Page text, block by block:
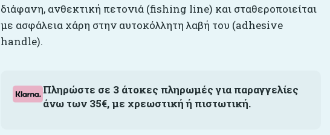
διάφανη, ανθεκτική πετονιά (fishing line) και σταθεροποιείται
με ασφάλεια χάρη στην αυτοκόλλητη λαβή του (adhesive
handle).
Πληρώστε σε 3 άτοκες πληρωμές για παραγγελίες
άνω των 35€, με χρεωστική ή πιστωτική.